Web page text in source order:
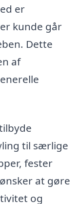
er
kunde går
Dette
af
til særlige
fester
at gøre
og